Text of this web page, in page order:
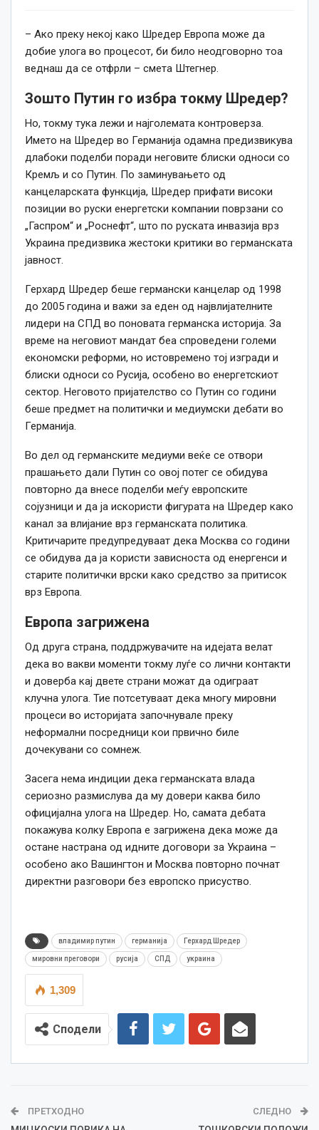
– Ако преку некој како Шредер Европа може да
добие улога во процесот, би било неодговорно тоа
веднаш да се отфрли – смета Штегнер.
Зошто Путин го избра токму Шредер?
Но, токму тука лежи и најголемата контроверза.
Името на Шредер во Германија одамна предизвикува
длабоки поделби поради неговите блиски односи со
Кремљ и со Путин. По заминувањето од
канцеларската функција, Шредер прифати високи
позиции во руски енергетски компании поврзани со
„Гаспром“ и „Роснефт“, што по руската инвазија врз
Украина предизвика жестоки критики во германската
јавност.
Герхард Шредер беше германски канцелар од 1998
до 2005 година и важи за еден од највлијателните
лидери на СПД во поновата германска историја. За
време на неговиот мандат беа спроведени големи
економски реформи, но истовремено тој изгради и
блиски односи со Русија, особено во енергетскиот
сектор. Неговото пријателство со Путин со години
беше предмет на политички и медиумски дебати во
Германија.
Во дел од германските медиуми веќе се отвори
прашањето дали Путин со овој потег се обидува
повторно да внесе поделби меѓу европските
сојузници и да ја искористи фигурата на Шредер како
канал за влијание врз германската политика.
Критичарите предупредуваат дека Москва со години
се обидува да ја користи зависноста од енергенси и
старите политички врски како средство за притисок
врз Европа.
Европа загрижена
Од друга страна, поддржувачите на идејата велат
дека во вакви моменти токму луѓе со лични контакти
и доверба кај двете страни можат да одиграат
клучна улога. Тие потсетуваат дека многу мировни
процеси во историјата започнувале преку
неформални посредници кои првично биле
дочекувани со сомнеж.
Засега нема индиции дека германската влада
сериозно размислува да му довери каква било
официјална улога на Шредер. Но, самата дебата
покажува колку Европа е загрижена дека може да
остане настрана од идните договори за Украина –
особено ако Вашингтон и Москва повторно почнат
директни разговори без европско присуство.
владимир путин германија Герхард Шредер
мировни преговори русија СПД украина
1,309
Сподели
ПРЕТХОДНО СЛЕДНО